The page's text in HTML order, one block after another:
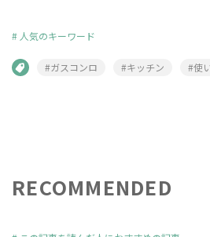
# 人気のキーワード
#ガスコンロ #キッチン #使
RECOMMENDED